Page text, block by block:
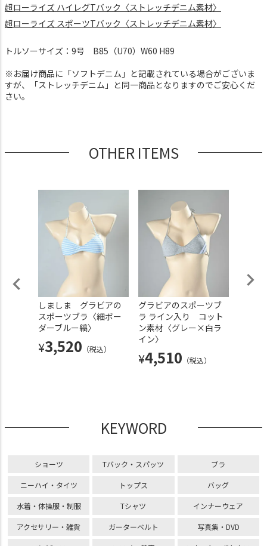
超ローライズ ハイレグTバック〈ストレッチデニム素材〉
超ローライズ スポーツTバック〈ストレッチデニム素材〉
トルソーサイズ：9号 B85（U70）W60 H89
※お届け商品に「ソフトデニム」と記載されている場合がございま
すが、「ストレッチデニム」と同一商品となりますのでご安心くだ
さい。
OTHER ITEMS
しましま グラビアの
スポーツブラ〈細ボー
ダーブルー縞〉
¥3,520 （税込）
グラビアのスポーツブ
ラ ライン入り コット
ン素材〈グレー×白ラ
イン〉
¥4,510 （税込）
KEYWORD
ショーツ Tバック・スパッツ ブラ
ニーハイ・タイツ トップス バッグ
水着・体操服・制服 Tシャツ インナーウェア
アクセサリー・雑貨 ガーターベルト 写真集・DVD